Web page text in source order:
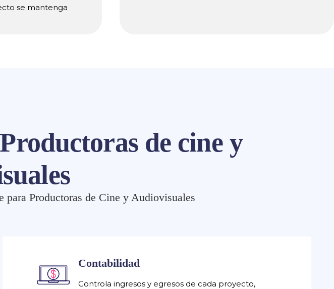
se mantenga
de cine y
para Productoras de Cine y Audiovisuales
Contabilidad
Controla ingresos y egresos de cada proyecto,